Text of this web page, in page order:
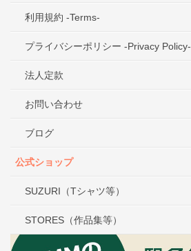
利用規約 -Terms-
プライバシーポリシー -Privacy Policy-
法人定款
お問い合わせ
ブログ
公式ショップ
SUZURI（Tシャツ等）
STORES（作品集等）